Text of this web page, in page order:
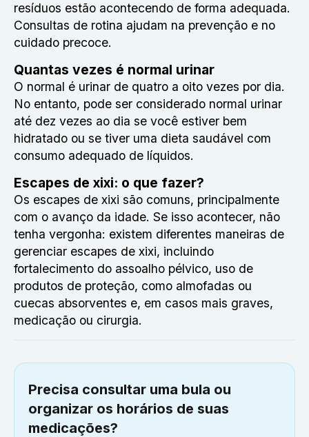
resíduos estão acontecendo de forma adequada.
Consultas de rotina ajudam na prevenção e no
cuidado precoce.
Quantas vezes é normal urinar
O normal é urinar de quatro a oito vezes por dia.
No entanto, pode ser considerado normal urinar
até dez vezes ao dia se você estiver bem
hidratado ou se tiver uma dieta saudável com
consumo adequado de líquidos.
Escapes de xixi: o que fazer?
Os escapes de xixi são comuns, principalmente
com o avanço da idade. Se isso acontecer, não
tenha vergonha: existem diferentes maneiras de
gerenciar escapes de xixi, incluindo
fortalecimento do assoalho pélvico, uso de
produtos de proteção, como almofadas ou
cuecas absorventes e, em casos mais graves,
medicação ou cirurgia.
Precisa consultar uma bula ou
organizar os horários de suas
medicações?